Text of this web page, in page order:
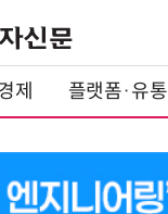
제 플랫폼·유통